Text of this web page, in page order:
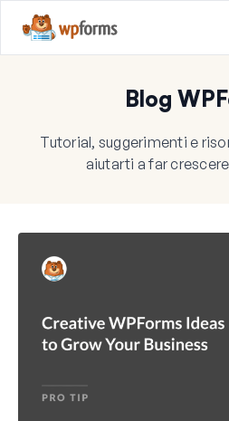
Blog
Tutorial, suggerimenti e
aiutarti a far